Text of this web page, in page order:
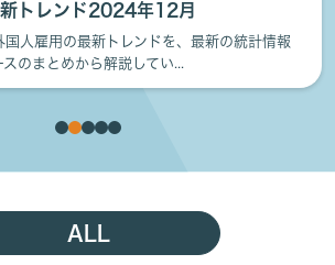
トレンド2024年12月
国人雇用の最新トレンドを、最新の統計情報
のまとめから解説してい...
ALL